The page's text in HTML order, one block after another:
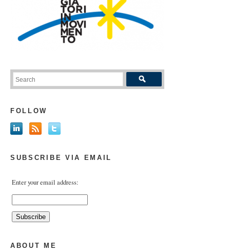
FOLLOW
SUBSCRIBE VIA EMAIL
Enter your email address:
ABOUT ME